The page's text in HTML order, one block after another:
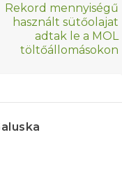
Rekord mennyiségű
használt sütőolajat
adtak le a MOL
töltőállomásokon